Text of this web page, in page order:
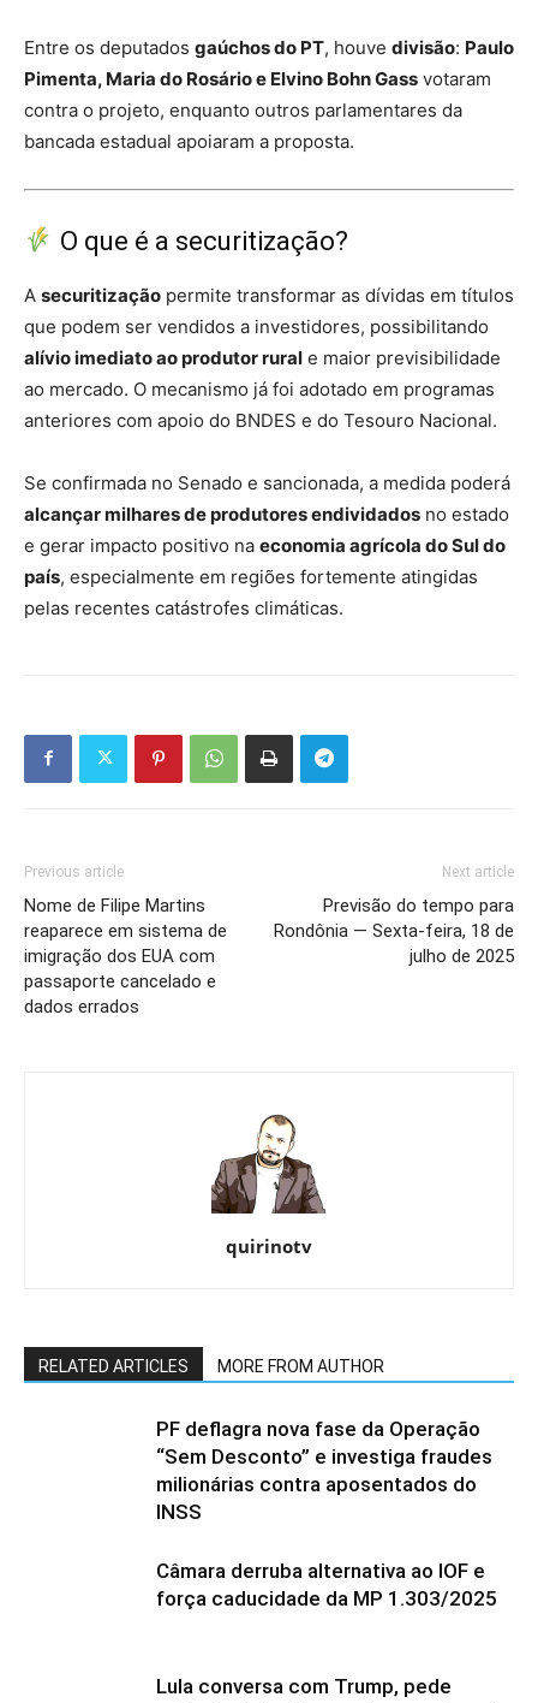
Entre os deputados gaúchos do PT, houve divisão: Paulo
Pimenta, Maria do Rosário e Elvino Bohn Gass votaram
contra o projeto, enquanto outros parlamentares da
bancada estadual apoiaram a proposta.
O que é a securitização?
A securitização permite transformar as dívidas em títulos
que podem ser vendidos a investidores, possibilitando
alívio imediato ao produtor rural e maior previsibilidade
ao mercado. O mecanismo já foi adotado em programas
anteriores com apoio do BNDES e do Tesouro Nacional.
Se confirmada no Senado e sancionada, a medida poderá
alcançar milhares de produtores endividados no estado
e gerar impacto positivo na economia agrícola do Sul do
país, especialmente em regiões fortemente atingidas
pelas recentes catástrofes climáticas.
Previous article
Nome de Filipe Martins
reaparece em sistema de
imigração dos EUA com
passaporte cancelado e
dados errados
Next article
Previsão do tempo para
Rondônia — Sexta-feira, 18 de
julho de 2025
quirinotv
RELATED ARTICLES MORE FROM AUTHOR
PF deflagra nova fase da Operação
“Sem Desconto” e investiga fraudes
milionárias contra aposentados do
INSS
Câmara derruba alternativa ao IOF e
força caducidade da MP 1.303/2025
Lula conversa com Trump, pede